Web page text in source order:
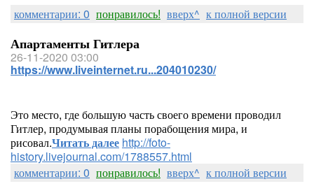
комментарии: 0 понравилось! вверх^ к полной версии
Апартаменты Гитлера
26-11-2020 03:00
https://www.liveinternet.ru...204010230/
Это место, где большую часть своего времени проводил
Гитлер, продумывая планы порабощения мира, и
рисовал.Читать далее http://foto-
history.livejournal.com/1788557.html
комментарии: 0 понравилось! вверх^ к полной версии